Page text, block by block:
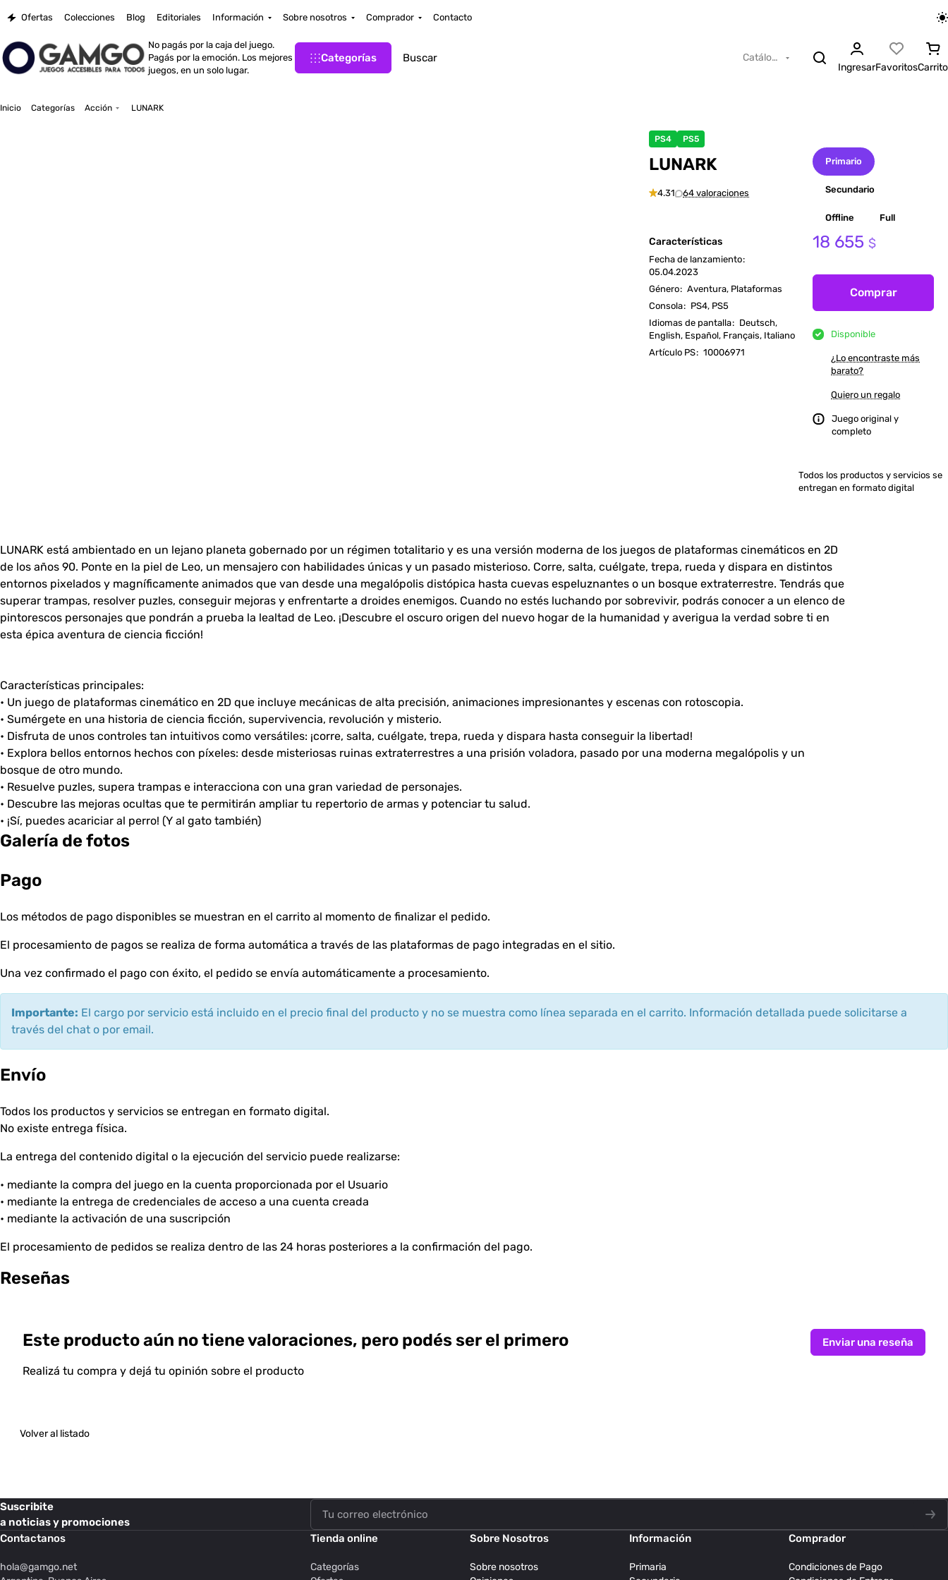
Ofertas Colecciones Blog Editoriales Información Sobre nosotros Comprador Contacto
No pagás por la caja del juego.
Pagás por la emoción. Los mejores
juegos, en un solo lugar.
Categorías
Catálogo
IngresarFavoritosCarrito
Inicio Categorías Acción LUNARK
PS4 PS5
LUNARK
4.31 64 valoraciones
Características
Fecha de lanzamiento:
05.04.2023
Género: Aventura, Plataformas
Consola: PS4, PS5
Idiomas de pantalla: Deutsch,
English, Español, Français, Italiano
Artículo PS: 10006971
Primario
Secundario
Offline Full
18 655 $
Comprar
Disponible
¿Lo encontraste más
barato?
Quiero un regalo
Juego original y
completo
Todos los productos y servicios se
entregan en formato digital
LUNARK está ambientado en un lejano planeta gobernado por un régimen totalitario y es una versión moderna de los juegos de plataformas cinemáticos en 2D
de los años 90. Ponte en la piel de Leo, un mensajero con habilidades únicas y un pasado misterioso. Corre, salta, cuélgate, trepa, rueda y dispara en distintos
entornos pixelados y magníficamente animados que van desde una megalópolis distópica hasta cuevas espeluznantes o un bosque extraterrestre. Tendrás que
superar trampas, resolver puzles, conseguir mejoras y enfrentarte a droides enemigos. Cuando no estés luchando por sobrevivir, podrás conocer a un elenco de
pintorescos personajes que pondrán a prueba la lealtad de Leo. ¡Descubre el oscuro origen del nuevo hogar de la humanidad y averigua la verdad sobre ti en
esta épica aventura de ciencia ficción!
Características principales:
• Un juego de plataformas cinemático en 2D que incluye mecánicas de alta precisión, animaciones impresionantes y escenas con rotoscopia.
• Sumérgete en una historia de ciencia ficción, supervivencia, revolución y misterio.
• Disfruta de unos controles tan intuitivos como versátiles: ¡corre, salta, cuélgate, trepa, rueda y dispara hasta conseguir la libertad!
• Explora bellos entornos hechos con píxeles: desde misteriosas ruinas extraterrestres a una prisión voladora, pasado por una moderna megalópolis y un
bosque de otro mundo.
• Resuelve puzles, supera trampas e interacciona con una gran variedad de personajes.
• Descubre las mejoras ocultas que te permitirán ampliar tu repertorio de armas y potenciar tu salud.
• ¡Sí, puedes acariciar al perro! (Y al gato también)
Galería de fotos
Pago
Los métodos de pago disponibles se muestran en el carrito al momento de finalizar el pedido.
El procesamiento de pagos se realiza de forma automática a través de las plataformas de pago integradas en el sitio.
Una vez confirmado el pago con éxito, el pedido se envía automáticamente a procesamiento.
Importante: El cargo por servicio está incluido en el precio final del producto y no se muestra como línea separada en el carrito. Información detallada puede solicitarse a
través del chat o por email.
Envío
Todos los productos y servicios se entregan en formato digital.
No existe entrega física.
La entrega del contenido digital o la ejecución del servicio puede realizarse:
• mediante la compra del juego en la cuenta proporcionada por el Usuario
• mediante la entrega de credenciales de acceso a una cuenta creada
• mediante la activación de una suscripción
El procesamiento de pedidos se realiza dentro de las 24 horas posteriores a la confirmación del pago.
Reseñas
Este producto aún no tiene valoraciones, pero podés ser el primero
Realizá tu compra y dejá tu opinión sobre el producto
Enviar una reseña
Volver al listado
Suscribite
a noticias y promociones
Contactanos
hola@gamgo.net
Tienda online
Categorías
Sobre Nosotros
Sobre nosotros
Información
Primaria
Comprador
Condiciones de Pago